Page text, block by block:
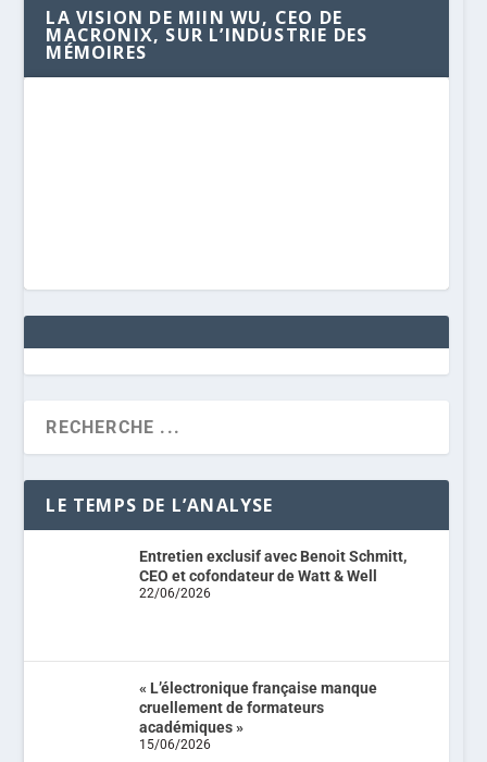
LA VISION DE MIIN WU, CEO DE
MACRONIX, SUR L’INDUSTRIE DES
MÉMOIRES
LE TEMPS DE L’ANALYSE
Entretien exclusif avec Benoit Schmitt,
CEO et cofondateur de Watt & Well
22/06/2026
« L’électronique française manque
cruellement de formateurs
académiques »
15/06/2026